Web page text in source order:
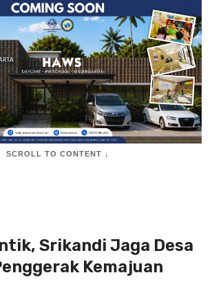
SCROLL TO CONTENT ↓
Srikandi Jaga Desa
Kemajuan